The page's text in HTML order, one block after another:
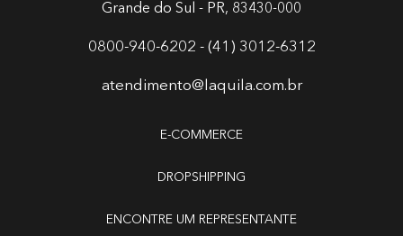
Grande do Sul - PR, 83430-000
0800-940-6202 - (41) 3012-6312
atendimento@laquila.com.br
E-COMMERCE
DROPSHIPPING
ENCONTRE UM REPRESENTANTE